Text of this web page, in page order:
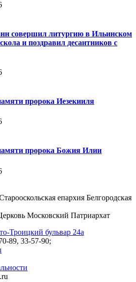
совершил литургию в Ильинском
и поздравил десантников с
пророка Иезекииля
пророка Божия Илии
епархия Белгородская
Московский Патриархат
Троицкий бульвар 24а
89, 33-57-90;